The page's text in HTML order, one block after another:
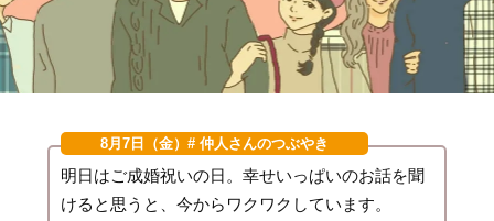
8月7日（金）# 仲人さんのつぶやき
明日はご成婚祝いの日。幸せいっぱいのお話を聞
けると思うと、今からワクワクしています。